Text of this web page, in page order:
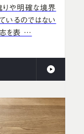
りや明確な境界
いるのではない
志を表 …